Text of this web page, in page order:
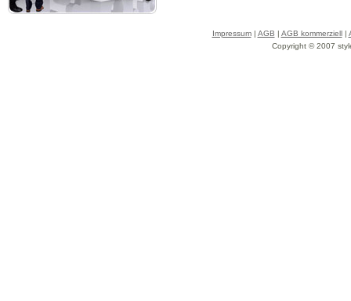
Impressum| AGB | AGB kommerziell|
Copyright © 2007